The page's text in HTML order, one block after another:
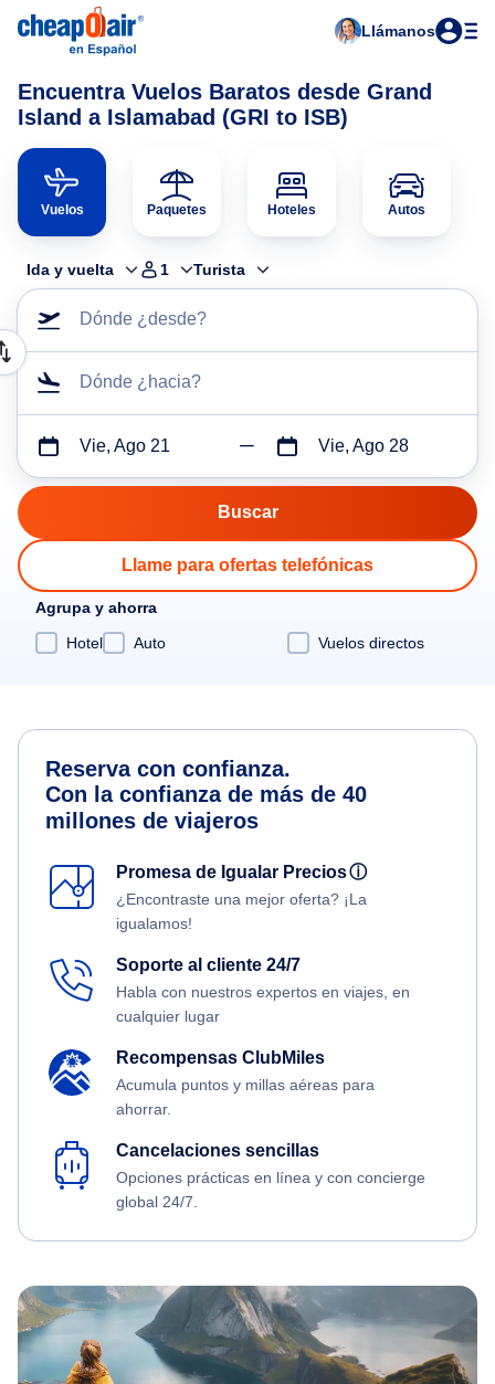
Llámanos
Encuentra Vuelos Baratos desde Grand
Island a Islamabad (GRI to ISB)
Vuelos Paquetes Hoteles Autos
Ida y vuelta 1 Turista
Dónde ¿desde?
Dónde ¿hacia?
Vie, Ago 21 Vie, Ago 28
Llame para ofertas telefónicas
Agrupa y ahorra
Hotel
Auto Vuelos directos
Reserva con confianza.
Con la confianza de más de 40
millones de viajeros
Promesa de Igualar Preciosⓘ
¿Encontraste una mejor oferta? ¡La
igualamos!
Soporte al cliente 24/7
Habla con nuestros expertos en viajes, en
cualquier lugar
Recompensas ClubMiles
Acumula puntos y millas aéreas para
ahorrar.
Cancelaciones sencillas
Opciones prácticas en línea y con concierge
global 24/7.